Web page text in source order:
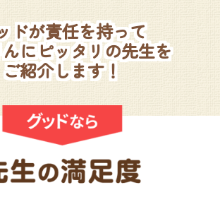
ドが責任を持って
にピッタリの先生を
ご紹介します！